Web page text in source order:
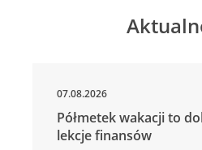
07.08.2026
Półmetek wakacji to
lekcje finansów